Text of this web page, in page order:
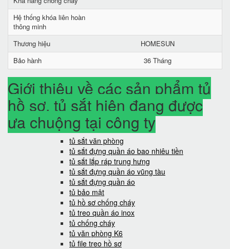
Hệ thống khóa liên hoàn
thông minh
Thương hiệu
HOMESUN
Bảo hành
36 Tháng
Giới thiệu về các sản phẩm tủ
hồ sơ, tủ sắt hiện đang được
ưa chuộng tại công ty
tủ sắt văn phòng
tủ sắt đựng quần áo bao nhiêu tiền
tủ sắt lắp ráp trung hưng
tủ sắt đựng quần áo vũng tàu
tủ sắt đựng quần áo
tủ bảo mật
tủ hồ sơ chống cháy
tủ treo quần áo inox
tủ chống cháy
tủ văn phòng K6
tủ file treo hồ sơ